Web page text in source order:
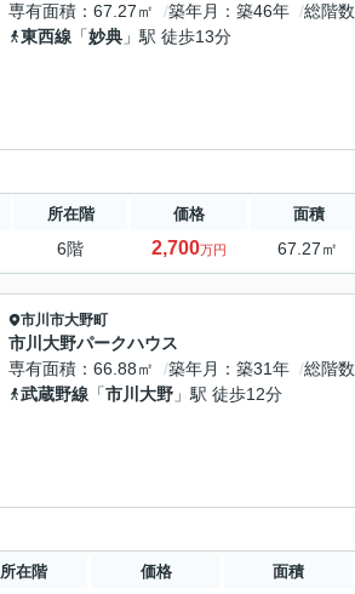
専有面積
67.27㎡ 築年月 築46年 総階数
東西線 「妙典 」駅 徒歩13分
所在階 価格 面積
6階 2,700万円 67.27㎡
市川市大野町
市川大野パークハウス
専有面積
66.88㎡ 築年月 築31年 総階数
武蔵野線 「市川大野 」駅 徒歩12分
所在階 価格 面積